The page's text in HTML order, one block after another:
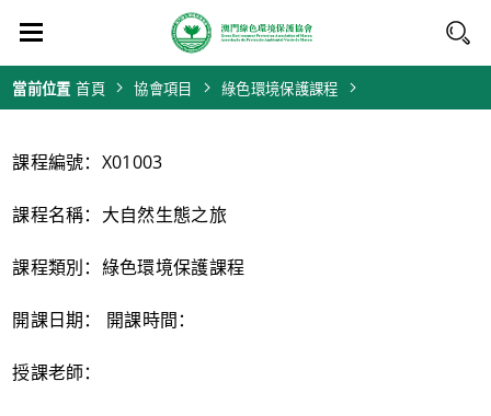
當前位置 首頁 協會項目 綠色環境保護課程
課程編號：X01003
課程名稱：大自然生態之旅
課程類別：綠色環境保護課程
開課日期： 開課時間：
授課老師：